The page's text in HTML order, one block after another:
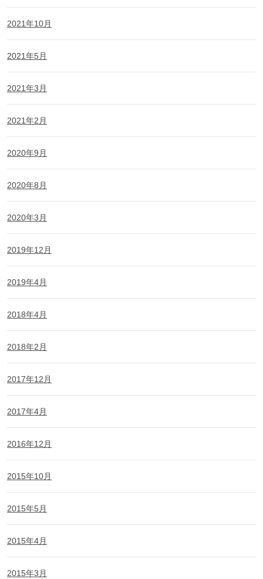
2021年10月
2021年5月
2021年3月
2021年2月
2020年9月
2020年8月
2020年3月
2019年12月
2019年4月
2018年4月
2018年2月
2017年12月
2017年4月
2016年12月
2015年10月
2015年5月
2015年4月
2015年3月